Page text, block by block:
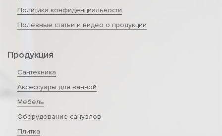
Политика конфиденциальности
Полезные статьи и видео о продукции
Продукция
Сантехника
Аксессуары для ванной
Мебель
Оборудование санузлов
Плитка